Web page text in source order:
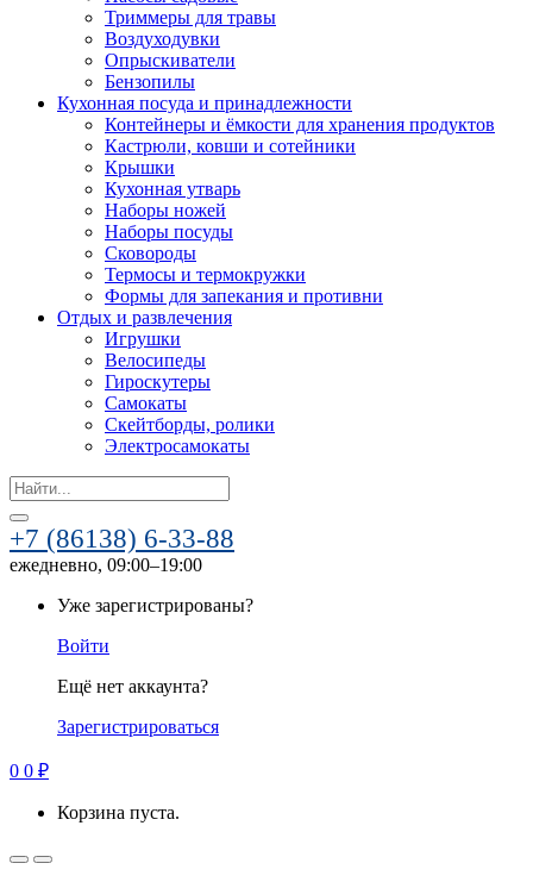
Триммеры для травы
Воздуходувки
Опрыскиватели
Бензопилы
Кухонная посуда и принадлежности
Контейнеры и ёмкости для хранения продуктов
Кастрюли, ковши и сотейники
Крышки
Кухонная утварь
Наборы ножей
Наборы посуды
Сковороды
Термосы и термокружки
Формы для запекания и противни
Отдых и развлечения
Игрушки
Велосипеды
Гироскутеры
Самокаты
Скейтборды, ролики
Электросамокаты
Search
for:
+7 (86138) 6-33-88
ежедневно, 09:00–19:00
Уже зарегистрированы?
Войти
Ещё нет аккаунта?
Зарегистрироваться
0 0 ₽
Корзина пуста.